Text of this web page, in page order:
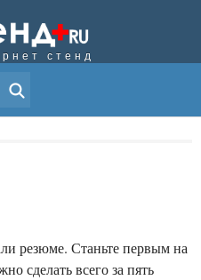
стенд
резюме. Станьте первым на
сделать всего за пять